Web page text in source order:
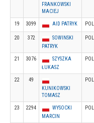
FRANKOWSKI
MACIEJ
19 3099 AID PATRYK POL
20 372
SOWINSKI
PATRYK
POL
21 3076
SZYSZKA
ŁUKASZ
POL
22
49
KUNIKOWSKI
TOMASZ
POL
23 2294
WYSOCKI
MARCIN
POL